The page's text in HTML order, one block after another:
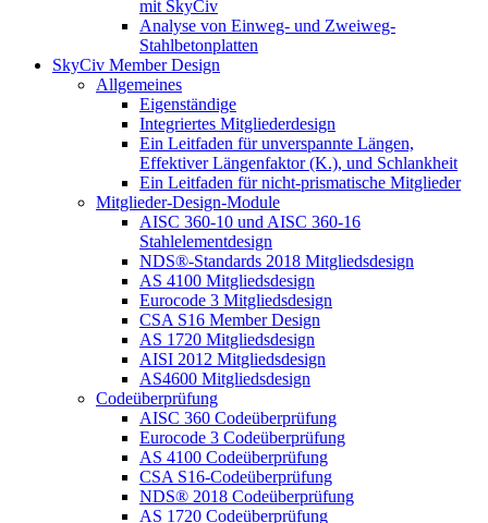
mit SkyCiv
Analyse von Einweg- und Zweiweg-
Stahlbetonplatten
SkyCiv Member Design
Allgemeines
Eigenständige
Integriertes Mitgliederdesign
Ein Leitfaden für unverspannte Längen,
Effektiver Längenfaktor (K.), und Schlankheit
Ein Leitfaden für nicht-prismatische Mitglieder
Mitglieder-Design-Module
AISC 360-10 und AISC 360-16
Stahlelementdesign
NDS®-Standards 2018 Mitgliedsdesign
AS 4100 Mitgliedsdesign
Eurocode 3 Mitgliedsdesign
CSA S16 Member Design
AS 1720 Mitgliedsdesign
AISI 2012 Mitgliedsdesign
AS4600 Mitgliedsdesign
Codeüberprüfung
AISC 360 Codeüberprüfung
Eurocode 3 Codeüberprüfung
AS 4100 Codeüberprüfung
CSA S16-Codeüberprüfung
NDS® 2018 Codeüberprüfung
AS 1720 Codeüberprüfung